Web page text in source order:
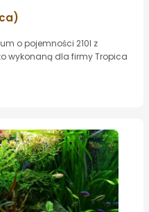
o pojemności 210l z
wykonaną dla firmy Tropica